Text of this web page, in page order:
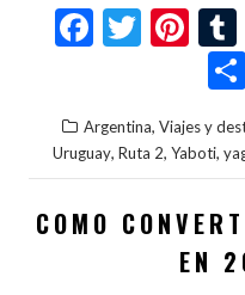
F
b
o
o
T
er
Pi
nt
er
es
t
Argentina, Viajes y
Uruguay, Ruta 2, Yaboti,
COMO
EN